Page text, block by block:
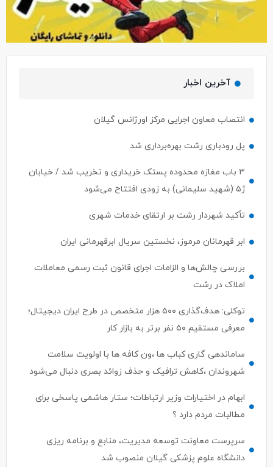
آخرین اخبار
پل رودباری رشت بهره‌برداری شد
۳ باب مغازه محدوده پستک خریداری و تخریب شد / خیابان
تأکید شهردار رشت بر ارتقای خدمات شهری
ابر قهرمانان مرموز، نخستین سریال ابرقهرمانی ایران
بررسی چالش‌ها و الزامات اجرای قانون ثبت رسمی معاملات
معرفی مستقیم ۵۰ نفر برتر به بازار کار
ساماندهی گاری کباب ها ،ون کافه ها با اولویت سلامت
شهروندان ،کاهش ترافیک و حذف زوائد بصری دنبال می‌شود
ابهام در اختیارات وزیر ارتباطات؛ ستار هاشمی پاسخی برای
سرپرست معاونت توسعه مدیریت، منابع و برنامه ریزی
آغاز به کار پایگاه خبری و تحلیلی نبض خبر